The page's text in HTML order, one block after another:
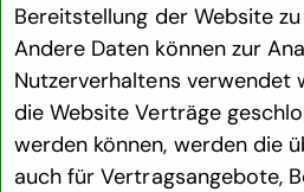
Bereitstellung der Website
Andere Daten können zur
Nutzerverhaltens verwendet
die Website Verträge
werden können, werden die
auch für Vertragsangebote,